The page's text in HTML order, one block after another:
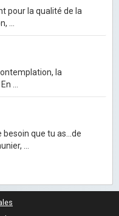
pour la qualité de la
...
la
...
que tu as...de
...